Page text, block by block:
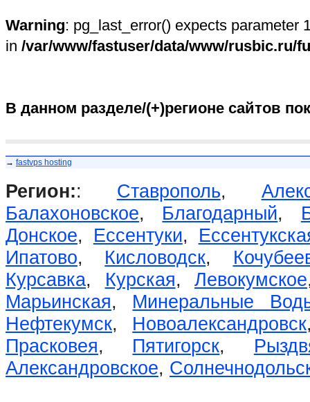
Warning: pg_last_error() expects parameter
in /var/www/fastuser/data/www/rusbic.ru/
В данном разделе/(+)регионе сайтов
→ fastvps hosting
Регион:: Ставрополь,
Балахоновское, Благодарный,
Донское, Ессентуки,
Ипатово, Кисловодск,
Курсавка, Курская, Левокумское
Марьинская, Минеральные
Нефтекумск, Новоалександровск
Прасковея, Пятигорск,
Александровское,